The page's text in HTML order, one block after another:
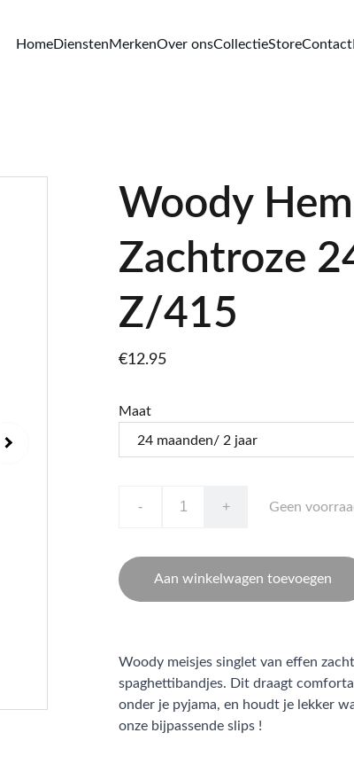
HomeDienstenMerkenOver onsCollectieStoreContact
Woody
Zachtroze
Z/415
€12.95
Maat
- + Geen
Aan winkelwagen toevoegen
Woody meisjes singlet van effen
spaghettibandjes. Dit draagt
onder je pyjama, en houdt je lekker
onze bijpassende slips !